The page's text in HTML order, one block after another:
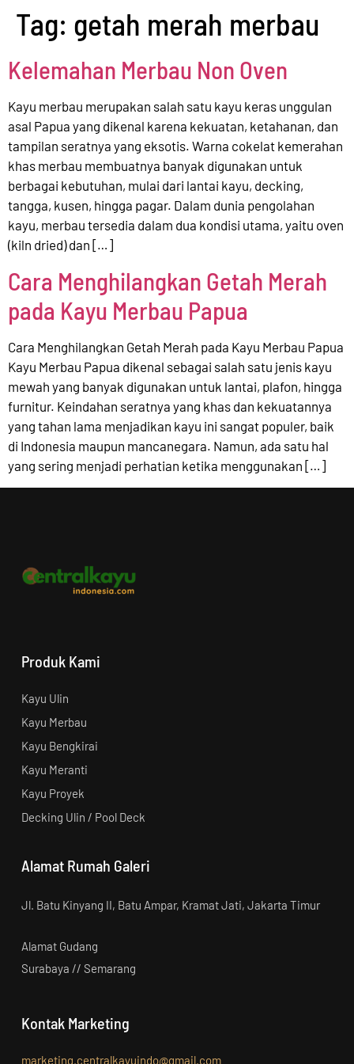
Tag: getah merah merbau
Kelemahan Merbau Non Oven
Kayu merbau merupakan salah satu kayu keras unggulan
asal Papua yang dikenal karena kekuatan, ketahanan, dan
tampilan seratnya yang eksotis. Warna cokelat kemerahan
khas merbau membuatnya banyak digunakan untuk
berbagai kebutuhan, mulai dari lantai kayu, decking,
tangga, kusen, hingga pagar. Dalam dunia pengolahan
kayu, merbau tersedia dalam dua kondisi utama, yaitu oven
(kiln dried) dan […]
Cara Menghilangkan Getah Merah
pada Kayu Merbau Papua
Cara Menghilangkan Getah Merah pada Kayu Merbau Papua
Kayu Merbau Papua dikenal sebagai salah satu jenis kayu
mewah yang banyak digunakan untuk lantai, plafon, hingga
furnitur. Keindahan seratnya yang khas dan kekuatannya
yang tahan lama menjadikan kayu ini sangat populer, baik
di Indonesia maupun mancanegara. Namun, ada satu hal
yang sering menjadi perhatian ketika menggunakan […]
Produk Kami
Kayu Ulin
Kayu Merbau
Kayu Bengkirai
Kayu Meranti
Kayu Proyek
Decking Ulin / Pool Deck
Alamat Rumah Galeri
Jl. Batu Kinyang II, Batu Ampar, Kramat Jati, Jakarta Timur
Alamat Gudang
Surabaya // Semarang
Kontak Marketing
marketing.centralkayuindo@gmail.com